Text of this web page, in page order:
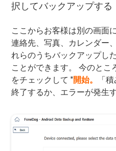
択してバックアップする
ここからお客様は別の画面
連絡先、写真、カレンダー
れらのうちバックアップし
ことができます。 今のとこ
をチェックして "開始。
「
終了するか、エラーが発生